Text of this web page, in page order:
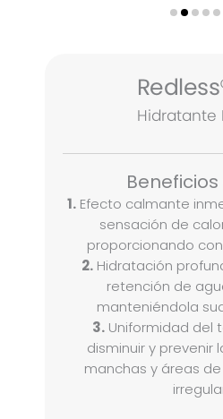
Hidratante
1. Efecto calmante
sensación de
proporcionando
2.Hidratación
retención de
manteniéndola
3. Uniformidad del
disminuir y prevenir
manchas y áreas